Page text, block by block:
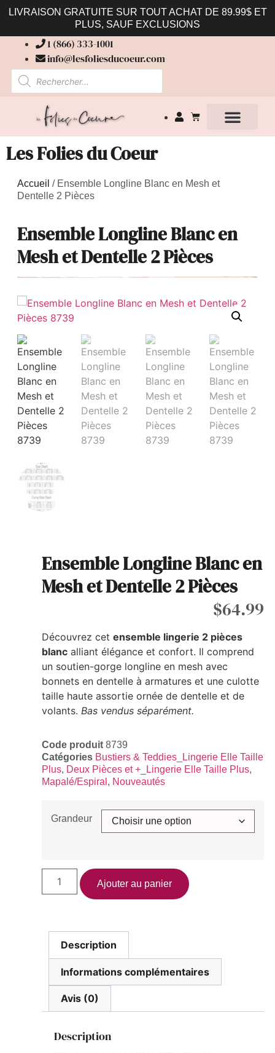
LIVRAISON GRATUITE SUR TOUT ACHAT DE 89.99$ ET
PLUS, SAUF EXCLUSIONS
1 (866) 333-1001
info@lesfoliesducoeur.com
Les Folies du Coeur
Accueil / Ensemble Longline Blanc en Mesh et
Dentelle 2 Pièces
Ensemble Longline Blanc en
Mesh et Dentelle 2 Pièces
Ensemble Longline Blanc en
Mesh et Dentelle 2 Pièces
$64.99
Découvrez cet ensemble lingerie 2 pièces
blancalliant élégance et confort. Il comprend
un soutien-gorge longline en mesh avec
bonnets en dentelle à armatures et une culotte
taille haute assortie ornée de dentelle et de
volants. Bas vendus séparément.
Code produit 8739
Catégories Bustiers & Teddies_Lingerie Elle Taille
Plus, Deux Pièces et +_Lingerie Elle Taille Plus,
Mapalé/Espiral , Nouveautés
Grandeur
Ajouter au panier
Description
Informations complémentaires
Avis (0)
Description